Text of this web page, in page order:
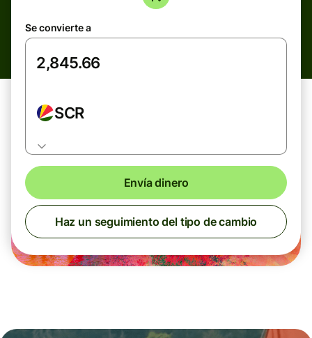
Se convierte a
SCR
Envía dinero
Haz un seguimiento del tipo de cambio